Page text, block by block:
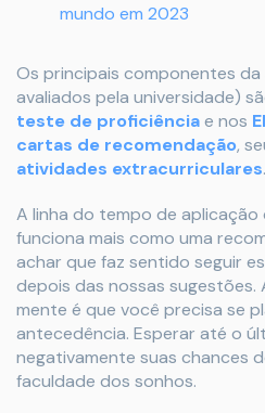
mundo em 2023
Os principais componentes
avaliados pela universidade)
teste de proficiênciae nos
cartas de recomendação,
atividades extracurriculares.
A linha do tempo de
funciona mais como uma
achar que faz sentido seguir
depois das nossas sugestões.
mente é que você precisa se
antecedência. Esperar até o
negativamente suas chances
faculdade dos sonhos.